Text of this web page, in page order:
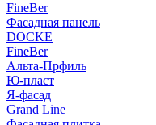
FineBer
Фасадная панель
DOCKE
FineBer
Альта-Прфиль
Ю-пласт
Я-фасад
Grand Line